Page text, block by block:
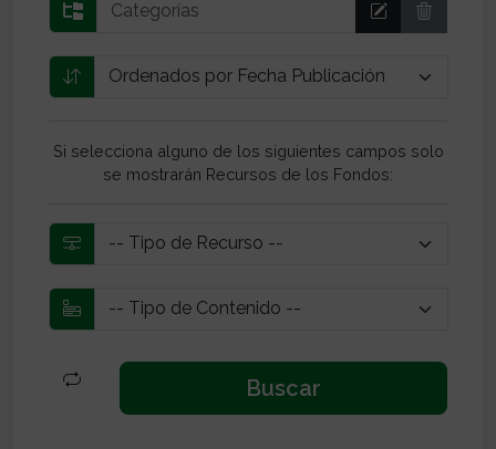
Si selecciona alguno de los siguientes campos solo
se mostrarán Recursos de los Fondos: